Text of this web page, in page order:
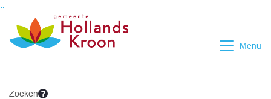
Ga naar de inhoud van deze pagina
Menu
Zoeken